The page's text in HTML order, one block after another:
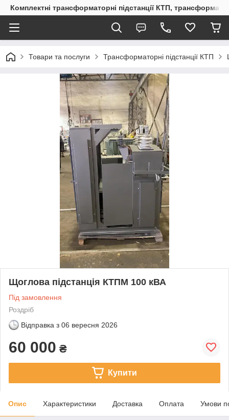
Комплектні трансформаторні підстанції КТП,
Товари та послуги Трансформаторні підстанції КТП
Щоглова підстанція КТПМ 100 кВА
Під замовлення
Роздріб
Відправка з 06 вересня 2026
60 000 ₴
Купити
Опис Характеристики Доставка Оплата Умови